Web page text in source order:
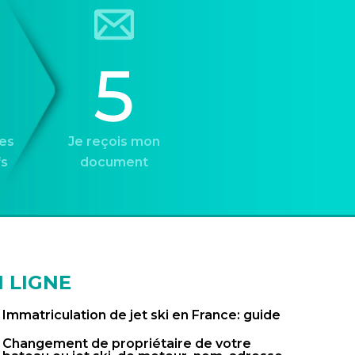
5
Je reçois mon
document
LIGNE
Immatriculation de jet ski en France: guide
Changement de propriétaire de votre